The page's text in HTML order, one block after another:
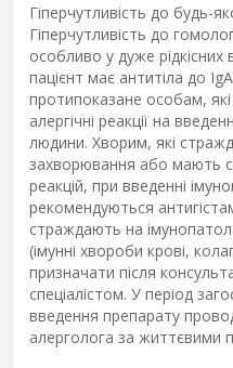
Гіперчутливість до будь-
Гіперчутливість до
особливо у дуже
пацієнт має антитіла до
протипоказане особам,
алергічні реакції на
людини. Хворим, які
захворювання або мають
реакцій, при введенні
рекомендуються
страждають на
(імунні хвороби крові,
призначати після
спеціалістом. У період
введення препарату
алерголога за життєвими